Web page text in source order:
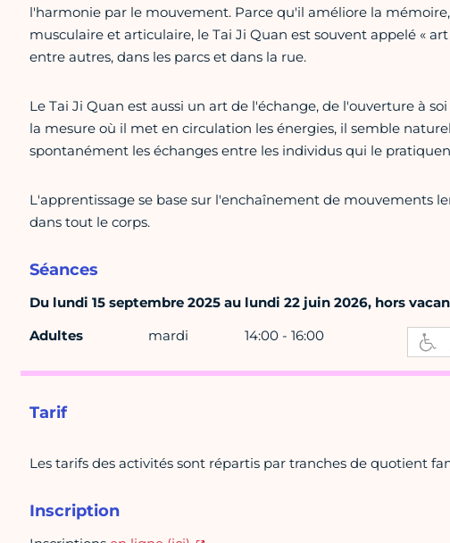
l'harmonie par le mouvement. Parce qu'il améliore la
musculaire et articulaire, le Tai Ji Quan est souvent appelé «
entre autres, dans les parcs et dans la rue.
Le Tai Ji Quan est aussi un art de l'échange, de l'ouverture à
la mesure où il met en circulation les énergies, il semble
spontanément les échanges entre les individus qui le
L'apprentissage se base sur l'enchaînement de mouvements
dans tout le corps.
Séances
Du lundi 15 septembre 2025 au lundi 22 juin 2026, hors
Adultes
mardi 14:00 - 16:00
Tarif
Les tarifs des activités sont répartis par tranches de quotient
Inscription